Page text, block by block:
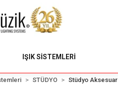
IŞIK SİSTEMLERİ
STÜDYO Stüdyo Aksesuar